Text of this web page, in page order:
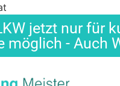
jetzt nur für
möglich - Auch